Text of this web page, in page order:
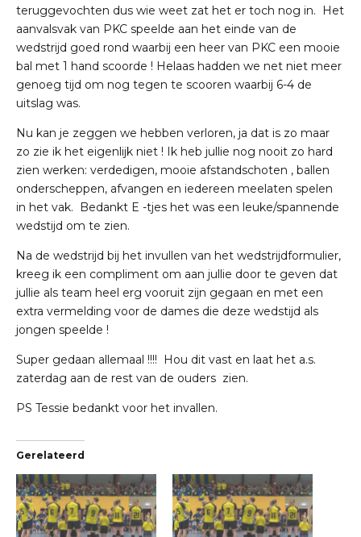
teruggevochten dus wie weet zat het er toch nog in. Het
aanvalsvak van PKC speelde aan het einde van de
wedstrijd goed rond waarbij een heer van PKC een mooie
bal met 1 hand scoorde ! Helaas hadden we net niet meer
genoeg tijd om nog tegen te scooren waarbij 6-4 de
uitslag was.
Nu kan je zeggen we hebben verloren, ja dat is zo maar
zo zie ik het eigenlijk niet ! Ik heb jullie nog nooit zo hard
zien werken: verdedigen, mooie afstandschoten , ballen
onderscheppen, afvangen en iedereen meelaten spelen
in het vak. Bedankt E -tjes het was een leuke/spannende
wedstijd om te zien.
Na de wedstrijd bij het invullen van het wedstrijdformulier,
kreeg ik een compliment om aan jullie door te geven dat
jullie als team heel erg vooruit zijn gegaan en met een
extra vermelding voor de dames die deze wedstijd als
jongen speelde !
Super gedaan allemaal !!!! Hou dit vast en laat het a.s.
zaterdag aan de rest van de ouders zien.
PS Tessie bedankt voor het invallen.
Gerelateerd